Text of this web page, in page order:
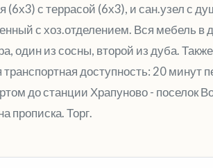
(6х3) с террасой (6х3), и сан.узел с
с хоз.отделением. Вся мебель в
один из сосны, второй из дуба.
доступность: 20 минут
до станции Храпуново - поселок
прописка. Торг.